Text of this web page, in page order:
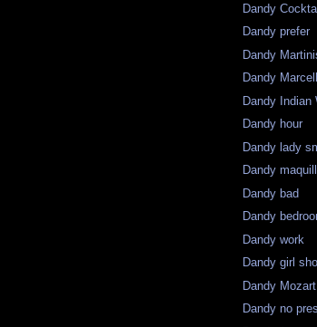
Dandy
Dandy prefer
Dandy
Dandy
Dandy Indian
Dandy hour
Dandy lady
Dandy
Dandy bad
Dandy
Dandy work
Dandy girl
Dandy Mozart
Dandy no